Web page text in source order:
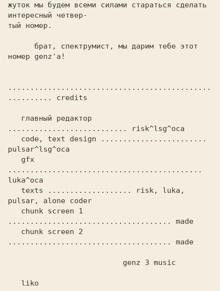
жуток мы будем всеми силами стараться сделать
интересный четвер-
тый номер.
номер genz'a!
..............................................
.......... credits
........................... risk^lsg^oca
pulsar^lsg^oca
............................................
luka^oca
pulsar, alone coder
..................................... made
..................................... made